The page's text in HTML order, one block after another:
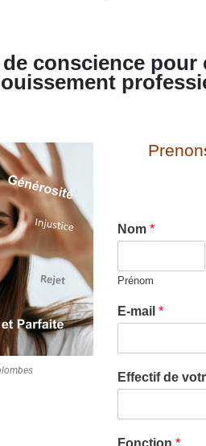
conscience
Nom *
Prénom
E-mail *
Effectif de
Fonction *